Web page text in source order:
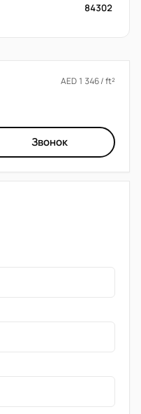
84302
AED 1 346 / ft²
Звонок